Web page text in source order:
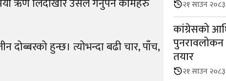
ऋण लिँदाखेरि उसले गर्नुपर्ने कामहरु
हुन्छ। त्योभन्दा बढी चार, पाँच,
२१ साउन २०८३
कांग्रेसको
पुनरावलोकन
तयार
२१ साउन २०८३